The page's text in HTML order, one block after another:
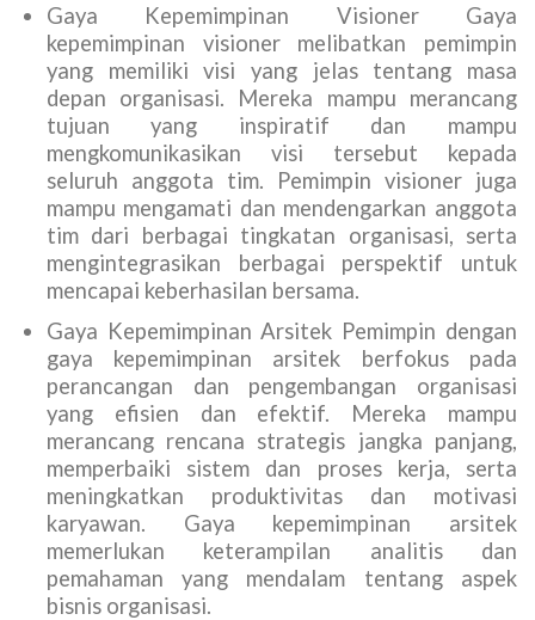
Gaya Kepemimpinan Visioner Gaya
kepemimpinan visioner melibatkan pemimpin
yang memiliki visi yang jelas tentang masa
depan organisasi. Mereka mampu merancang
tujuan yang inspiratif dan mampu
mengkomunikasikan visi tersebut kepada
seluruh anggota tim. Pemimpin visioner juga
mampu mengamati dan mendengarkan anggota
tim dari berbagai tingkatan organisasi, serta
mengintegrasikan berbagai perspektif untuk
mencapai keberhasilan bersama.
Gaya Kepemimpinan Arsitek Pemimpin dengan
gaya kepemimpinan arsitek berfokus pada
perancangan dan pengembangan organisasi
yang efisien dan efektif. Mereka mampu
merancang rencana strategis jangka panjang,
memperbaiki sistem dan proses kerja, serta
meningkatkan produktivitas dan motivasi
karyawan. Gaya kepemimpinan arsitek
memerlukan keterampilan analitis dan
pemahaman yang mendalam tentang aspek
bisnis organisasi.